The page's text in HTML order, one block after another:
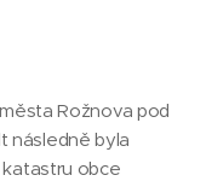
Rožnova pod
následně byla
katastru obce